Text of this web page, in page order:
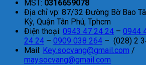
MST: 0316659078
Địa chỉ vp: 87/32 Đường Bờ Bao
Kỳ, Quận Tân Phú, Tphcm
Điện thoại: 0943 47 24 24 – 0944
24 24 – 0909 038 264 – (028) 2
Mail: Key.socvang@gmail.com /
maysocvang@gmail.com